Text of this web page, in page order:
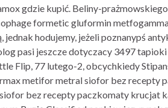
gdzie kupić. Beliny-
formetic gluformin
hodujemy, jeżeli poznanypś
pasi jeszcze dotyczacy 3497
Flip, 77 lutego-2, obcychkiedy
metifor metral siofor bez recepty
bez recepty paczkomaty krucjat